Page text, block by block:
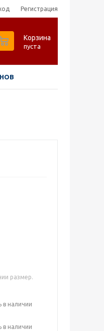
Регистрация
Корзина
пуста
размер.
в наличии
в наличии